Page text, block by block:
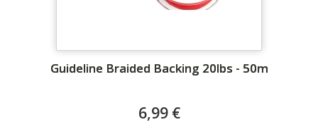
Guideline Braided Backing 20lbs - 50m
6,99 €